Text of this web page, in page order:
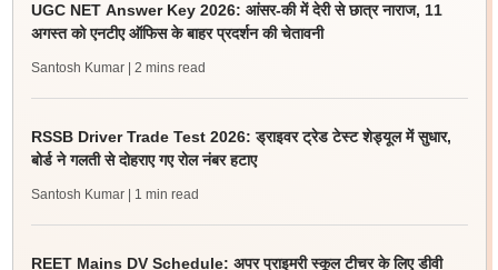
UGC NET Answer Key 2026: आंसर-की में देरी से छात्र नाराज, 11
अगस्त को एनटीए ऑफिस के बाहर प्रदर्शन की चेतावनी
Santosh Kumar | 2 mins read
RSSB Driver Trade Test 2026: ड्राइवर ट्रेड टेस्ट शेड्यूल में सुधार,
बोर्ड ने गलती से दोहराए गए रोल नंबर हटाए
Santosh Kumar | 1 min read
REET Mains DV Schedule: अपर प्राइमरी स्कूल टीचर के लिए डीवी